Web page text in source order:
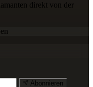
direkt von der
Abonnieren